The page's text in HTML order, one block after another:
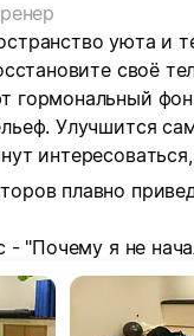
уюта и
своё
Улучшится
плавно
- "Почему я не